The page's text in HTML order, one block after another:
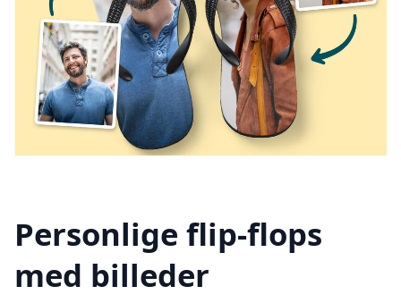
Personlige flip-flops
med billeder